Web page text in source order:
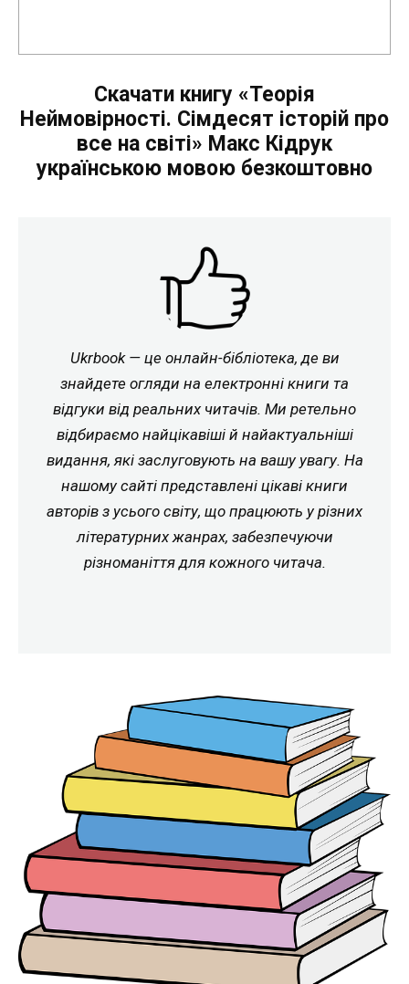
Скачати книгу «Теорія
Неймовірності. Сімдесят історій про
все на світі» Макс Кідрук
українською мовою безкоштовно
Ukrbook — це онлайн-бібліотека, де ви
знайдете огляди на електронні книги та
відгуки від реальних читачів. Ми ретельно
відбираємо найцікавіші й найактуальніші
видання, які заслуговують на вашу увагу. На
нашому сайті представлені цікаві книги
авторів з усього світу, що працюють у різних
літературних жанрах, забезпечуючи
різноманіття для кожного читача.